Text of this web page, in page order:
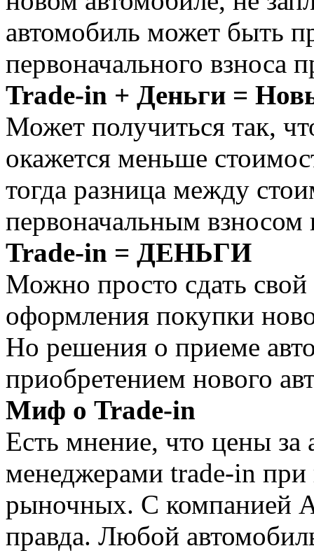
автомобиль может быть
первоначального взноса
Trade-in + Деньги =
Может получиться так,
окажется меньше
тогда разница между
первоначальным взносом
Trade-in = ДЕНЬГИ
Можно просто сдать свой
оформления покупки
Но решения о приеме
приобретением нового
Миф о Trade-in
Есть мнение, что цены за
менеджерами trade-in при
рыночных. С компанией
правда. Любой